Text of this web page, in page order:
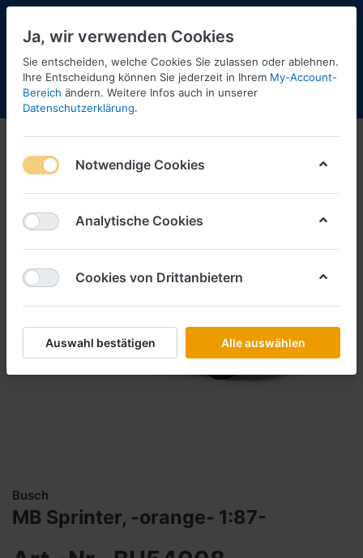
Menü Anmelden Shopaktualisierung
Busch
MB Sprinter, -orange- 1:87-
Ja, wir verwenden Cookies
Sie entscheiden, welche Cookies Sie zulassen oder ablehnen.
Ihre Entscheidung können Sie jederzeit in Ihrem My-Account-
Bereich ändern. Weitere Infos auch in unserer
Datenschutzerklärung.
Notwendige Cookies
Analytische Cookies
Cookies von Drittanbietern
Auswahl bestätigen Alle auswählen